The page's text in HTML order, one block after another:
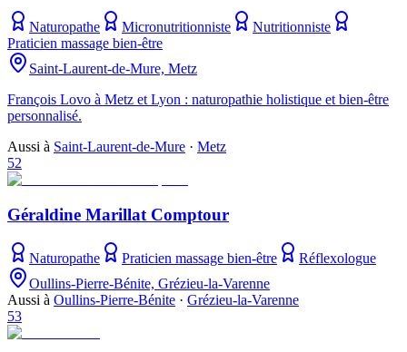
Naturopathe Micronutritionniste
Nutritionniste
Praticien massage bien-être
Saint-Laurent-de-Mure, Metz
François Lovo à Metz et Lyon : naturopathie holistique et bien-être
personnalisé.
Aussi à Saint-Laurent-de-Mure · Metz
52
Géraldine Marillat Comptour
Naturopathe Praticien massage bien-être
Réflexologue
Oullins-Pierre-Bénite, Grézieu-la-Varenne
Aussi à Oullins-Pierre-Bénite · Grézieu-la-Varenne
53